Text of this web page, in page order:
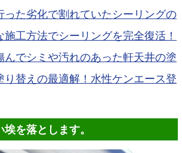
った劣化で割れていたシーリングの
工方法でシーリングを完全復活！
んでシミや汚れのあった軒天井の塗
り替えの最適解！水性ケンエース登
を落とします。